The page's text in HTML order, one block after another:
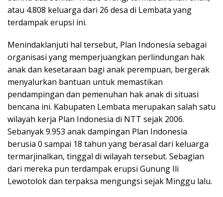
atau 4.808 keluarga dari 26 desa di Lembata yang
terdampak erupsi ini.
Menindaklanjuti hal tersebut, Plan Indonesia sebagai
organisasi yang memperjuangkan perlindungan hak
anak dan kesetaraan bagi anak perempuan, bergerak
menyalurkan bantuan untuk memastikan
pendampingan dan pemenuhan hak anak di situasi
bencana ini. Kabupaten Lembata merupakan salah satu
wilayah kerja Plan Indonesia di NTT sejak 2006.
Sebanyak 9.953 anak dampingan Plan Indonesia
berusia 0 sampai 18 tahun yang berasal dari keluarga
termarjinalkan, tinggal di wilayah tersebut. Sebagian
dari mereka pun terdampak erupsi Gunung Ili
Lewotolok dan terpaksa mengungsi sejak Minggu lalu.